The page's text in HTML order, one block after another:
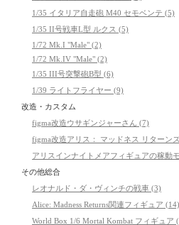
1/35 イタリア自走砲 M40 セモベンテ (5)
1/35 II号戦車L型 ルクス (5)
1/72 Mk.I "Male" (2)
1/72 Mk.IV "Male" (2)
1/35 III号突撃砲B型 (6)
1/39 ライトフライヤー (9)
改造・カスタム
figma改造ウサギンジャーさん (7)
figma改造アリス： マッドネス リターン
アリスインナイトメアフィギュアの稼動
その他総合
レオナルド・ダ・ヴィンチの戦車 (3)
Alice: Madness Returns関連フィギュア (14)
World Box 1/6 Mortal Kombat フィギュア